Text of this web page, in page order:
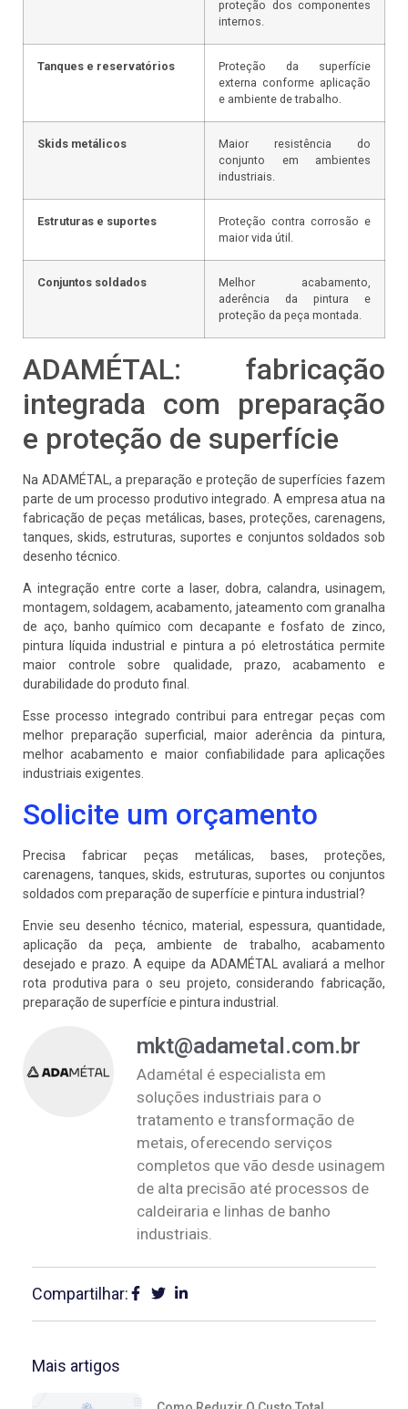
proteção dos componentes
internos.
Tanques e reservatórios
Proteção da superfície
externa conforme aplicação
e ambiente de trabalho.
Skids metálicos
Maior resistência do
conjunto em ambientes
industriais.
Estruturas e suportes
Proteção contra corrosão e
maior vida útil.
Conjuntos soldados
Melhor acabamento,
aderência da pintura e
proteção da peça montada.
ADAMÉTAL: fabricação
integrada com preparação
e proteção de superfície
Na ADAMÉTAL, a preparação e proteção de superfícies fazem
parte de um processo produtivo integrado. A empresa atua na
fabricação de peças metálicas, bases, proteções, carenagens,
tanques, skids, estruturas, suportes e conjuntos soldados sob
desenho técnico.
A integração entre corte a laser, dobra, calandra, usinagem,
montagem, soldagem, acabamento, jateamento com granalha
de aço, banho químico com decapante e fosfato de zinco,
pintura líquida industrial e pintura a pó eletrostática permite
maior controle sobre qualidade, prazo, acabamento e
durabilidade do produto final.
Esse processo integrado contribui para entregar peças com
melhor preparação superficial, maior aderência da pintura,
melhor acabamento e maior confiabilidade para aplicações
industriais exigentes.
Solicite um orçamento
Precisa fabricar peças metálicas, bases, proteções,
carenagens, tanques, skids, estruturas, suportes ou conjuntos
soldados com preparação de superfície e pintura industrial?
Envie seu desenho técnico, material, espessura, quantidade,
aplicação da peça, ambiente de trabalho, acabamento
desejado e prazo. A equipe da ADAMÉTAL avaliará a melhor
rota produtiva para o seu projeto, considerando fabricação,
preparação de superfície e pintura industrial.
mkt@adametal.com.br
Adamétal é especialista em
soluções industriais para o
tratamento e transformação de
metais, oferecendo serviços
completos que vão desde usinagem
de alta precisão até processos de
caldeiraria e linhas de banho
industriais.
Compartilhar:
Mais artigos